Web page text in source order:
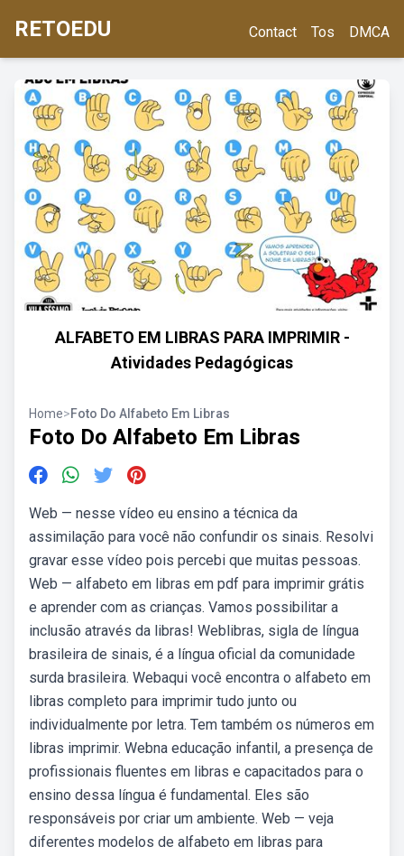
RETOEDU Contact Tos DMCA
ALFABETO EM LIBRAS PARA IMPRIMIR -
Atividades Pedagógicas
Home>Foto Do Alfabeto Em Libras
Foto Do Alfabeto Em Libras
Web — nesse vídeo eu ensino a técnica da
assimilação para você não confundir os sinais. Resolvi
gravar esse vídeo pois percebi que muitas pessoas.
Web — alfabeto em libras em pdf para imprimir grátis
e aprender com as crianças. Vamos possibilitar a
inclusão através da libras! Weblibras, sigla de língua
brasileira de sinais, é a língua oficial da comunidade
surda brasileira. Webaqui você encontra o alfabeto em
libras completo para imprimir tudo junto ou
individualmente por letra. Tem também os números em
libras imprimir. Webna educação infantil, a presença de
profissionais fluentes em libras e capacitados para o
ensino dessa língua é fundamental. Eles são
responsáveis por criar um ambiente. Web — veja
diferentes modelos de alfabeto em libras para